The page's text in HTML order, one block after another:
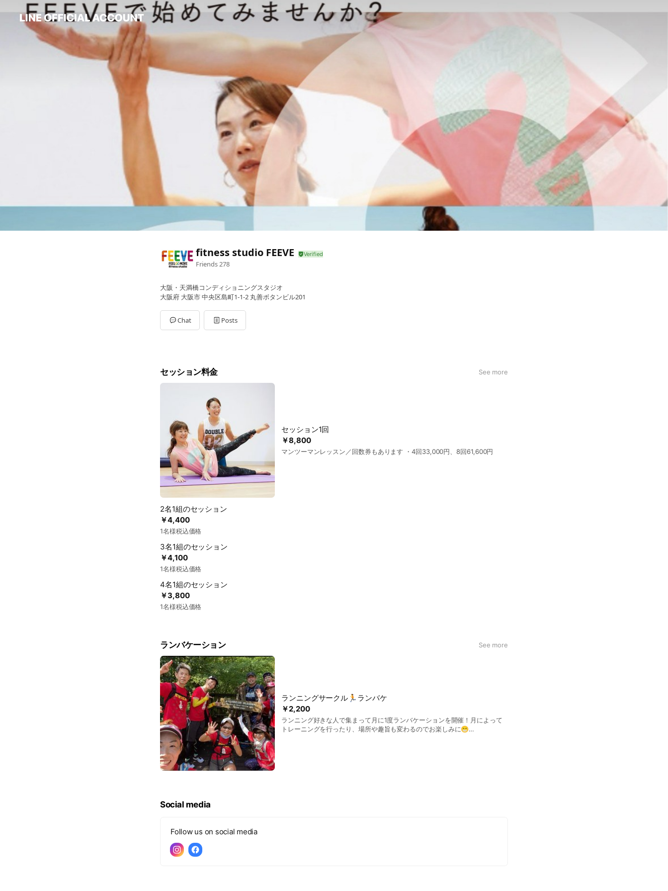
fitness studio FEEVE
Friends 278
大阪・天満橋コンディショニングスタジオ
大阪府 大阪市 中央区島町1-1-2 丸善ボタンビル201
Chat Posts
セッション料金 See more
￥8,800
セッション1回
マンツーマンレッスン／回数券もあります ・4回33,000円、8回61,600円
￥4,400
2名1組のセッション
1名様税込価格
￥4,100
3名1組のセッション
1名様税込価格
￥3,800
4名1組のセッション
1名様税込価格
ランバケーション See more
￥2,200
ランニングサークル🏃ランバケ
ランニング好きな人で集まって月に1度ランバケーションを開催！月によって
トレーニングを行ったり、場所や趣旨も変わるのでお楽しみに😁
Social media
Follow us on social media